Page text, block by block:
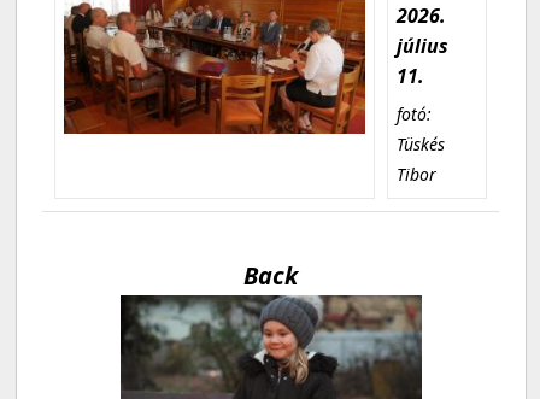
2026.
július
11.
fotó:
Tüskés
Tibor
Back